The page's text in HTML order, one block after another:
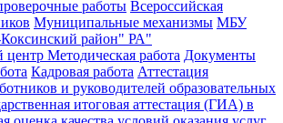
работы Всероссийская
Муниципальные механизмы МБУ
район" РА"
центр Методическая работа Документы
Кадровая работа Аттестация
и руководителей образовательных
итоговая аттестация (ГИА) в